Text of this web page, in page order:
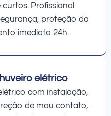
Profissional
proteção do
imediato 24h.
elétrico
com instalação,
de mau contato,